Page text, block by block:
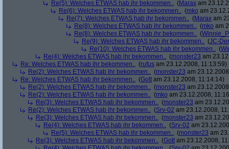
Re(5): Welches ETWAS hab ihr bekommen.. (Marax am
Re(6): Welches ETWAS hab ihr bekommen.. (mko am
Re(7): Welches ETWAS hab ihr bekommen.. (Marax am
Re(8): Welches ETWAS hab ihr bekommen.. (mko am
Re(8): Welches ETWAS hab ihr bekommen.. (
Re(9): Welches ETWAS hab ihr bekommen.. (JC-
Re(10): Welches ETWAS hab ihr bekommen.. (
Re(4): Welches ETWAS hab ihr bekommen.. (monster23 am
Re: Welches ETWAS hab ihr bekommen.. (rufus am 23.12.2008, 11:13:59)
Re(2): Welches ETWAS hab ihr bekommen.. (monster23 am
Re: Welches ETWAS hab ihr bekommen.. (Gott am 23.12.2008, 11:14:14)
Re(2): Welches ETWAS hab ihr bekommen.. (monster23 am
Re(2): Welches ETWAS hab ihr bekommen.. (mko am 23.12.2008,
Re(3): Welches ETWAS hab ihr bekommen.. (monster23 am
Re(2): Welches ETWAS hab ihr bekommen.. (Srv-02 am 23.12.2008,
Re(3): Welches ETWAS hab ihr bekommen.. (monster23 am
Re(4): Welches ETWAS hab ihr bekommen.. (Srv-02 am
Re(5): Welches ETWAS hab ihr bekommen.. (monster23 am
Re(3): Welches ETWAS hab ihr bekommen.. (Gott am 23.12.2008,